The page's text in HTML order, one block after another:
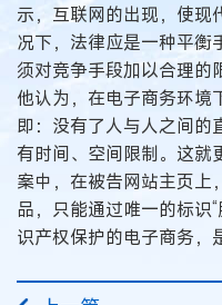
示，互联网的出现，使现
况下，法律应是一种平衡
须对竞争手段加以合理的
他认为，在电子商务环境
即：没有了人与人之间的
有时间、空间限制。这就
案中，在被告网站主页上
品，只能通过唯一的标识
识产权保护的电子商务，